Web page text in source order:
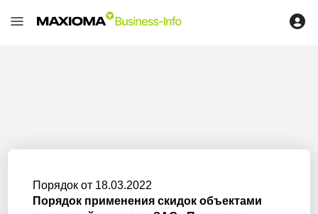
Порядок от 18.03.2022
Порядок применения скидок объектами